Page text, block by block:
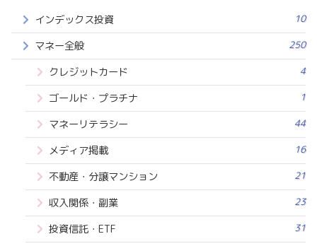
インデックス投資 10
マネー全般 250
クレジットカード 4
ゴールド・プラチナ 1
マネーリテラシー 44
メディア掲載 16
不動産・分譲マンション 21
収入関係・副業 23
投資信託・ETF 31